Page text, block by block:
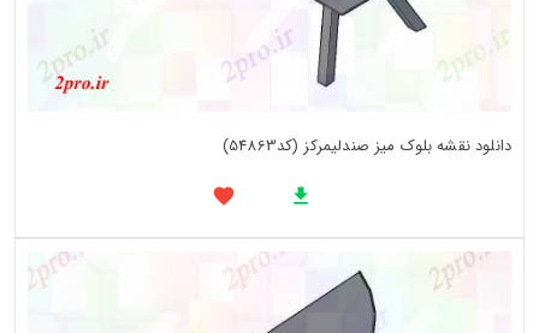
دانلود نقشه بلوک میز صندلیمرکز (کد54863)